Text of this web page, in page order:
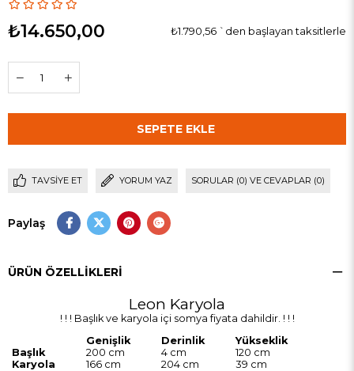
₺14.650,00 ₺1.790,56 `den başlayan taksitlerle
TAVSIYE ET YORUM YAZ SORULAR (0) VE CEVAPLAR (0)
Paylaş
ÜRÜN ÖZELLIKLERI
Leon Karyola
! ! ! Başlık ve karyola içi somya fiyata dahildir. ! ! !
Genişlik Derinlik
Yükseklik
Başlık
200 cm 4 cm
120 cm
Karyola
166 cm 204 cm 39 cm